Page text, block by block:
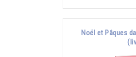
Noël et Pâques